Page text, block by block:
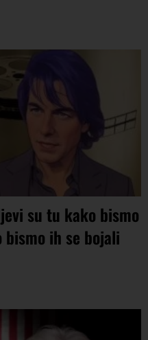
su tu kako bismo
ih se bojali